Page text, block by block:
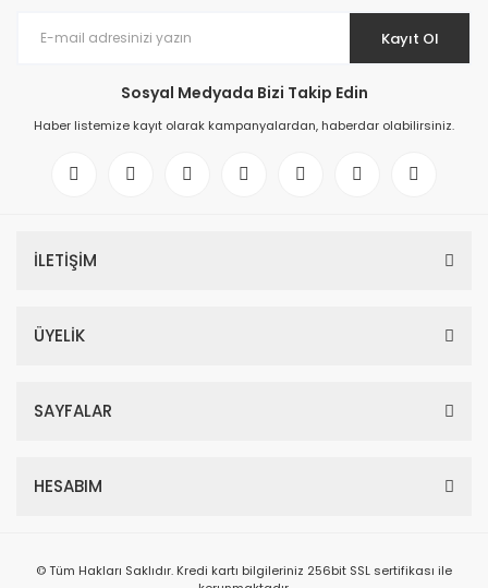
Kayıt Ol
Sosyal Medyada Bizi Takip Edin
Haber listemize kayıt olarak kampanyalardan, haberdar olabilirsiniz.
İLETİŞİM
ÜYELİK
SAYFALAR
HESABIM
© Tüm Hakları Saklıdır. Kredi kartı bilgileriniz 256bit SSL sertifikası ile